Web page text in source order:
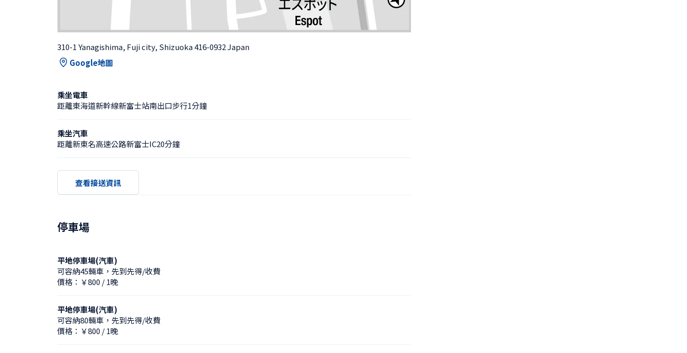
310-1 Yanagishima, Fuji city, Shizuoka 416-0932 Japan
Google地圖
乘坐電車
距離東海道新幹線新富士站南出口步行1分鐘
乘坐汽車
距離新東名高速公路新富士IC20分鐘
查看接送資訊
停車場
平地停車場(汽車)
可容納45輛車，先到先得/收費
價格：￥800 / 1晚
平地停車場(汽車)
可容納80輛車，先到先得/收費
價格：￥800 / 1晚